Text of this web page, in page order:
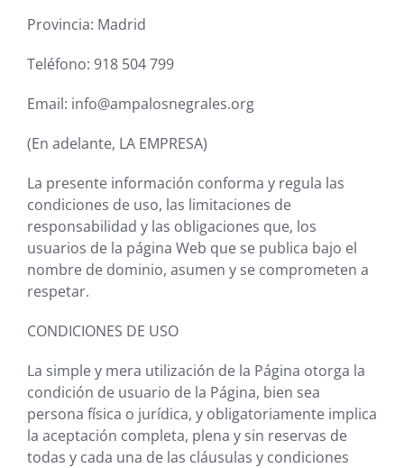
Provincia: Madrid
Teléfono: 918 504 799
Email: info@ampalosnegrales.org
(En adelante, LA EMPRESA)
La presente información conforma y regula las
condiciones de uso, las limitaciones de
responsabilidad y las obligaciones que, los
usuarios de la página Web que se publica bajo el
nombre de dominio, asumen y se comprometen a
respetar.
CONDICIONES DE USO
La simple y mera utilización de la Página otorga la
condición de usuario de la Página, bien sea
persona física o jurídica, y obligatoriamente implica
la aceptación completa, plena y sin reservas de
todas y cada una de las cláusulas y condiciones